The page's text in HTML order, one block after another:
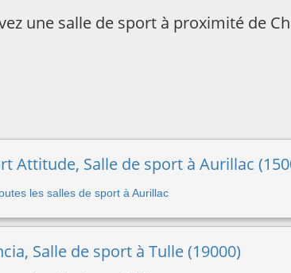
une salle de sport à proximité de
Attitude, Salle de sport à Aurillac
les salles de sport à Aurillac
Salle de sport à Tulle (19000)